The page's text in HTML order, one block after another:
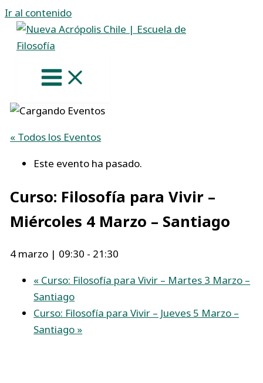
Ir al contenido
« Todos los Eventos
Este evento ha pasado.
Curso: Filosofía para Vivir –
Miércoles 4 Marzo – Santiago
4 marzo | 09:30 - 21:30
« Curso: Filosofía para Vivir – Martes 3 Marzo –
Santiago
Curso: Filosofía para Vivir – Jueves 5 Marzo –
Santiago »